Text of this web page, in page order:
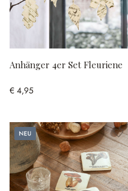
Anhänger 4er Set Fleuriene
€ 4,95
Neu